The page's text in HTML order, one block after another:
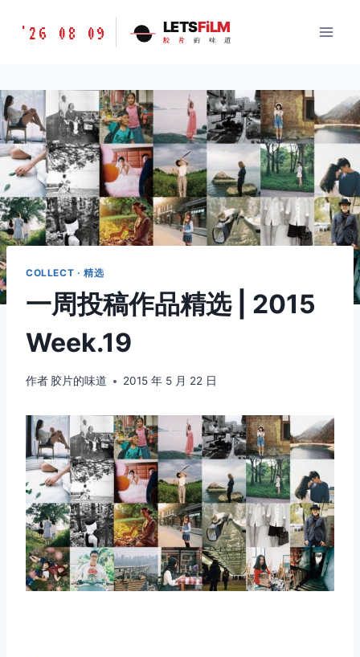
胶
味
道
LETSFILM
'26 08 09 LETSFiLM
胶 片 的 味 道
COLLECT · 精选
一周投稿作品精选 | 2015
Week.19
作者 胶片的味道 2015 年 5 月 22 日